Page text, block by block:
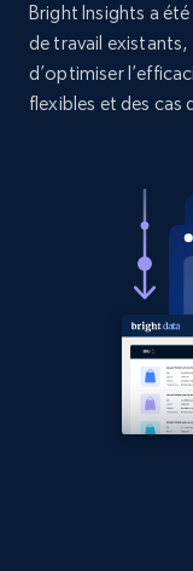
Asin, URL,
price,
URL, Product
Rating,
and more.
Bright Insights a
de travail existants,
d’optimiser
flexibles et des cas